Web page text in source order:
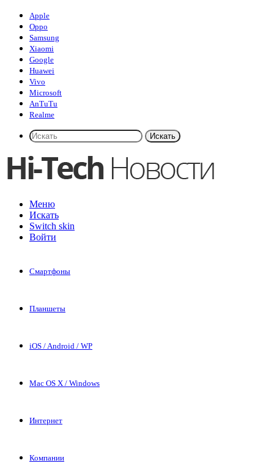
Apple
Oppo
Samsung
Xiaomi
Google
Huawei
Vivo
Microsoft
AnTuTu
Realme
Искать
Меню
Искать
Switch skin
Войти
Смартфоны
Планшеты
iOS / Android / WP
Mac OS X / Windows
Интернет
Компании